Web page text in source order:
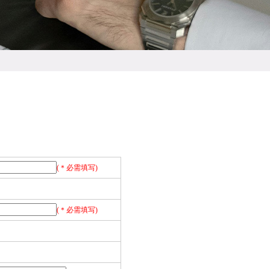
(＊必需填写)
(＊必需填写)